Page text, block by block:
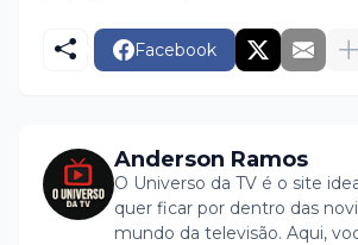
Facebook
Anderson Ramos
O Universo da TV é o site
quer ficar por dentro das
mundo da televisão. Aqui,